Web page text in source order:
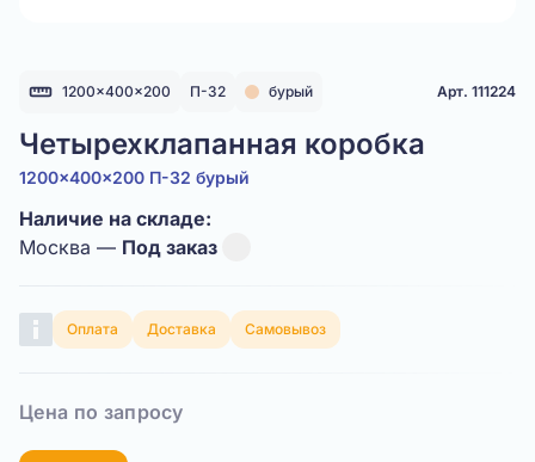
1200x400x200 П-32 бурый Арт. 111224
Четырехклапанная коробка
1200x400x200 П-32 бурый
Наличие на складе:
Москва — Под заказ
Оплата Доставка Самовывоз
Цена по запросу